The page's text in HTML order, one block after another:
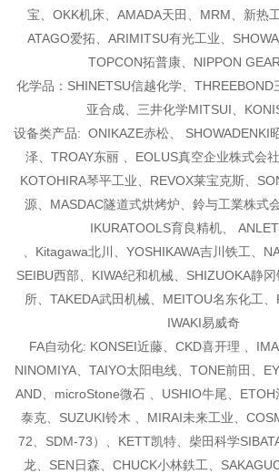
宝、OKK机床、AMADA天田、MRM、新热
ATAGO爱拓、ARIMITSU有光工业、
TOPCON拓普康、NIPPON
化学品：SHINETSU信越化学、THREEBOND
亚合成、三井化学MITSUI、
设备类产品: ONIKAZE赤松、 SHOWADENKI
泽、TROAY东丽 、EOLUS真空企业株式会
KOTOHIRA琴平工业、REVOX莱宝克斯、
源、 MASDAC隧道式烘烤炉、鈴与工業株式
IKURATOOLS育良精机、
、Kitagawa北川、YOSHIKAWA吉川铁工、
SEIBU西部、KIWA纪和机械、 SHIZUOKA静
所、TAKEDA武田机械、MEITOU名东化工、
IWAKI易威奇
FA自动化: KONSEI近藤、CKD喜开理 、
NINOMIYA、TAIYO太阳电线、TONE前田、
AND、microStone微石 、USHIO牛尾、
泰克、SUZUKI铃木 、MIRAI未来工业、
72、SDM-73）、KETT凯特、柴田科学
龙、SEN日森、CHUCK小林鉄工、